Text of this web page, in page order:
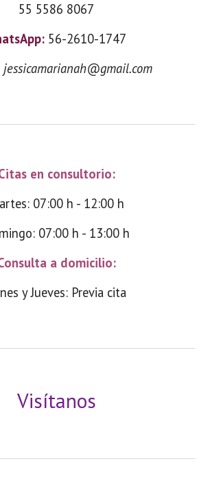
55 5586 8067
56-2610-1747
jessicamarianah@gmail.com
en consultorio:
07:00 h - 12:00 h
07:00 h - 13:00 h
a domicilio:
y Jueves: Previa cita
Visítanos